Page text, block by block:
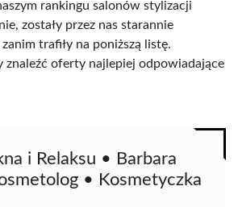
rankingu salonów stylizacji
zostały przez nas starannie
trafiły na poniższą listę.
znaleźć oferty najlepiej odpowiadające
i Relaksu • Barbara
• Kosmetyczka